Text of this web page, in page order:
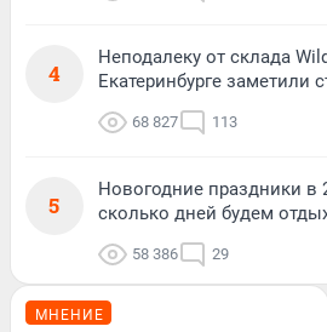
4
Неподалеку от склада
Екатеринбурге заметили
68 827 113
5
Новогодние праздники в
сколько дней будем
58 386 29
МНЕНИЕ